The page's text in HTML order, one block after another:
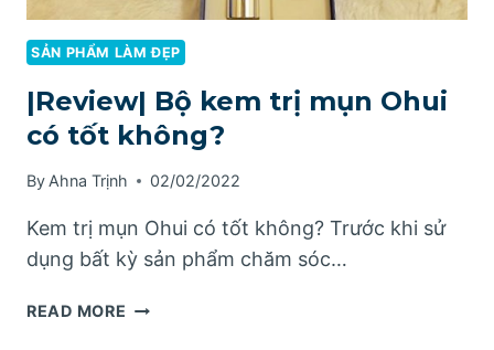
SẢN PHẨM LÀM ĐẸP
|Review| Bộ kem trị mụn Ohui
có tốt không?
By Ahna Trịnh 02/02/2022
Kem trị mụn Ohui có tốt không? Trước khi sử
dụng bất kỳ sản phẩm chăm sóc…
READ MORE |REVIEW|